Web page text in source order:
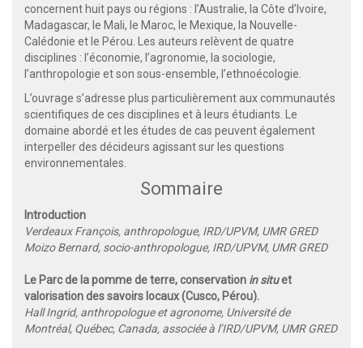
concernent huit pays ou régions : l’Australie, la Côte d’Ivoire,
Madagascar, le Mali, le Maroc, le Mexique, la Nouvelle-
Calédonie et le Pérou. Les auteurs relèvent de quatre
disciplines : l’économie, l’agronomie, la sociologie,
l’anthropologie et son sous-ensemble, l’ethnoécologie.
L’ouvrage s’adresse plus particulièrement aux communautés
scientifiques de ces disciplines et à leurs étudiants. Le
domaine abordé et les études de cas peuvent également
interpeller des décideurs agissant sur les questions
environnementales.
Sommaire
Introduction
Verdeaux François, anthropologue, IRD/UPVM, UMR GRED
Moizo Bernard, socio-anthropologue, IRD/UPVM, UMR GRED
Le Parc de la pomme de terre, conservation in situet
valorisation des savoirs locaux (Cusco, Pérou).
Hall Ingrid, anthropologue et agronome, Université de
Montréal, Québec, Canada, associée à l’IRD/UPVM, UMR GRED